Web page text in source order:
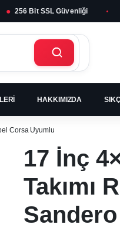
● 256 Bit SSL Güvenliği
HAKKIMIZDA
Corsa Uyumlu
17 İnç
Takımı